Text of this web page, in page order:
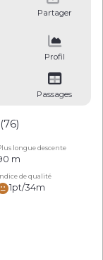
Partager
Profil
Passages
longue descente
m
Indice de qualité
1pt/34m